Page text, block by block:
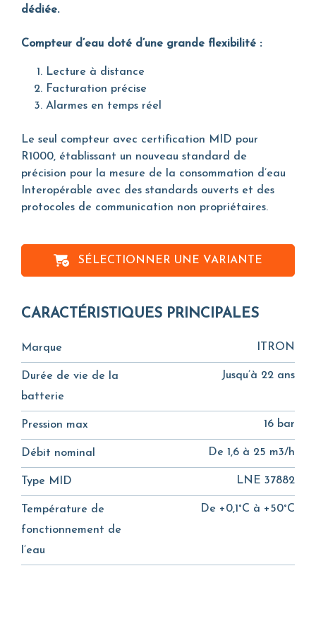
dédiée.
Compteur d’eau doté d’une grande flexibilité :
Lecture à distance
Facturation précise
Alarmes en temps réel
Le seul compteur avec certification MID pour
R1000, établissant un nouveau standard de
précision pour la mesure de la consommation d’eau
Interopérable avec des standards ouverts et des
protocoles de communication non propriétaires.
SÉLECTIONNER UNE VARIANTE
CARACTÉRISTIQUES PRINCIPALES
Marque ITRON
Durée de vie de la
batterie
Jusqu’à 22 ans
Pression max 16 bar
Débit nominal De 1,6 à 25 m3/h
Type MID LNE 37882
Température de
fonctionnement de
l’eau
De +0,1°C à +50°C